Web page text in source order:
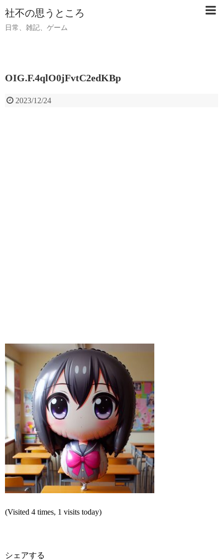
社不の思うところ
日常、雑記、ゲーム
OIG.F.4qlO0jFvtC2edKBp
2023/12/24
(Visited 4 times, 1 visits today)
シェアする